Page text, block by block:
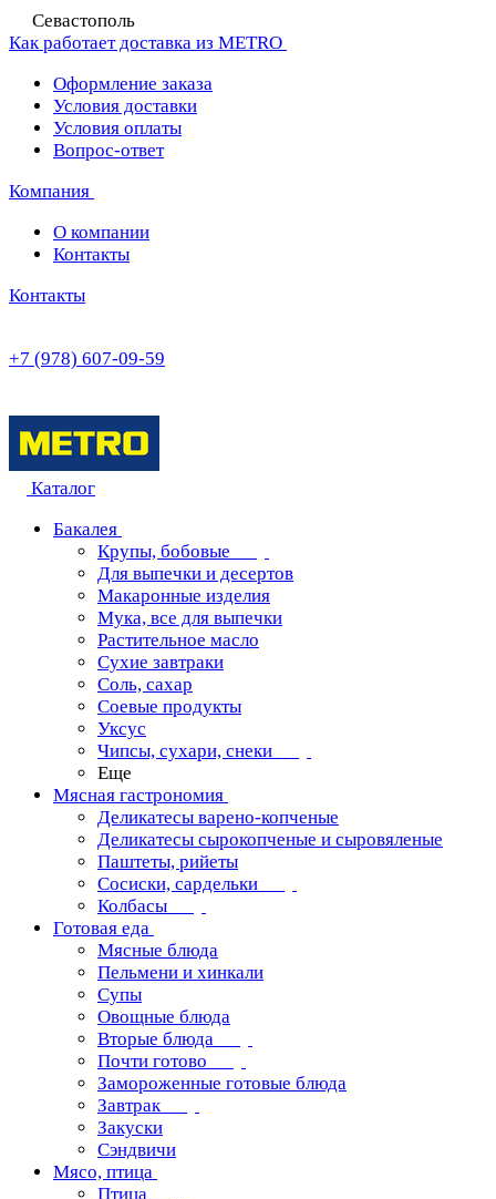
Севастополь
Как работает доставка из METRO
Оформление заказа
Условия доставки
Условия оплаты
Вопрос-ответ
Компания
О компании
Контакты
Контакты
+7 (978) 607-09-59
Каталог
Бакалея
Крупы, бобовые
Для выпечки и десертов
Макаронные изделия
Мука, все для выпечки
Растительное масло
Сухие завтраки
Соль, сахар
Соевые продукты
Уксус
Чипсы, сухари, снеки
Еще
Мясная гастрономия
Деликатесы варено-копченые
Деликатесы сырокопченые и сыровяленые
Паштеты, рийеты
Сосиски, сардельки
Колбасы
Готовая еда
Мясные блюда
Пельмени и хинкали
Супы
Овощные блюда
Вторые блюда
Почти готово
Замороженные готовые блюда
Завтрак
Закуски
Сэндвичи
Мясо, птица
Птица